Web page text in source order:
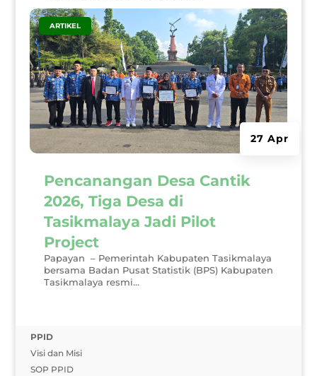
Pencanangan Desa Cantik
2026, Tiga Desa di
Tasikmalaya Jadi Pilot
Project
27 Apr
ARTIKEL
Papayan – Pemerintah Kabupaten Tasikmalaya
bersama Badan Pusat Statistik (BPS) Kabupaten
Tasikmalaya resmi...
PPID
Visi dan Misi
SOP PPID